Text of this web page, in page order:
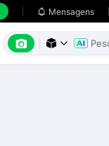
 Mensagens
  